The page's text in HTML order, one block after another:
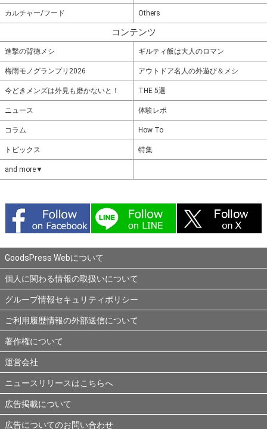
カルチャー/フード Others
コンテンツ
進撃の背徳メシ ギルティ飯は大人のロマン
梅雨モノグランプリ2026 アウトドア名人の外遊び＆メシ
今どきメンズは外見も磨かないと！ THE 5選
ニュース 体験レポ
コラム How To
トピックス 特集
and more▼
GoodsPress Webについて
個人に関わる情報の取扱いについて
グループ情報セキュリティポリシー
ご利用履歴情報の外部送信について
著作権について
運営会社
ニュースリリースはこちらへ
広告掲載について
広告についてのお問い合わせ